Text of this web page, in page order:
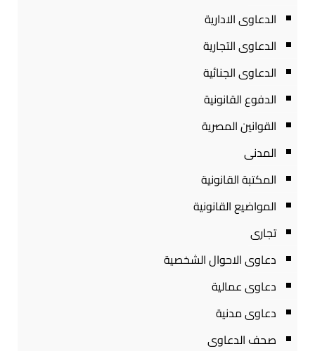
الدعاوى الادارية
الدعاوى التجارية
الدعاوى الجنائية
الدفوع القانونية
القوانين المصرية
المدنى
المكتبة القانونية
المواضيع القانونية
تجارى
دعاوى الاحوال الشخصية
دعاوى عمالية
دعاوى مدنية
صحف الدعاوى